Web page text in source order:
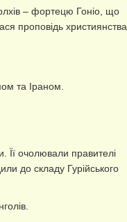
– фортецю Гоніо, що
проповідь християнства
та Іраном.
Її очолювали правителі
до складу Гурійського